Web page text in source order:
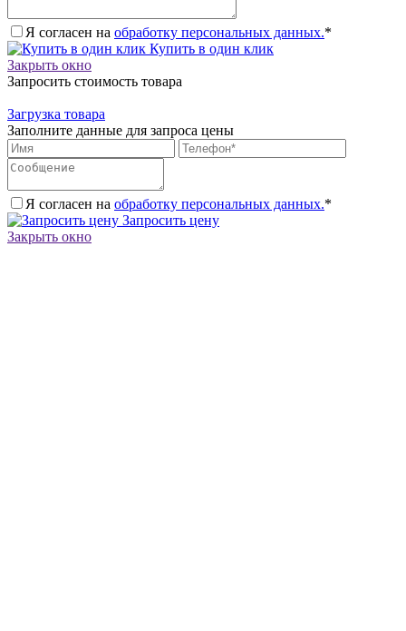
Я согласен на обработку персональных данных.*
Купить в один клик
Закрыть окно
Запросить стоимость товара
Загрузка товара
Заполните данные для запроса цены
Я согласен на обработку персональных данных.*
Запросить цену
Закрыть окно